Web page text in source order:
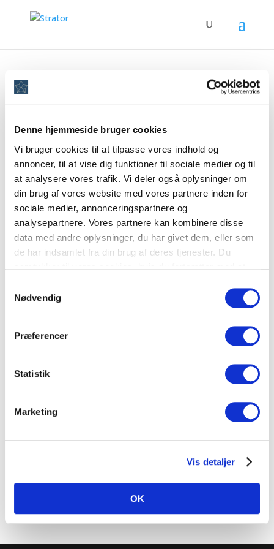
Denne hjemmeside bruger cookies
Vi bruger cookies til at tilpasse vores indhold og
annoncer, til at vise dig funktioner til sociale medier og til
at analysere vores trafik. Vi deler også oplysninger om
din brug af vores website med vores partnere inden for
sociale medier, annonceringspartnere og
analysepartnere. Vores partnere kan kombinere disse
data med andre oplysninger, du har givet dem, eller som
de har indsamlet fra din brug af deres tjenester. Du
Nødvendig
Præferencer
Statistik
Marketing
Vis detaljer
OK
Strator’s Swiss Knife: Meet Christian – Sales
and IT Consultant
Jens Coopman |24-Jul-2026 Experts & Expertise
Christian is a new addition to the Strator team, having
been with Strator since 2024, and is here to bring
some young blood into the company. With his bright
smile, youthful attitude and endless cute pictures of
his baby, Christian brings energy to the office like no...
Strator’s Document Migration Methodology:
GxP-Ready
Experts & Expertise
byJens Coopman|4-Jun-2026|Cases,Experts &